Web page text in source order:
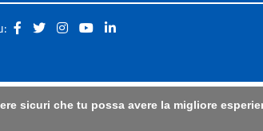
sicuri che tu possa avere la migliore